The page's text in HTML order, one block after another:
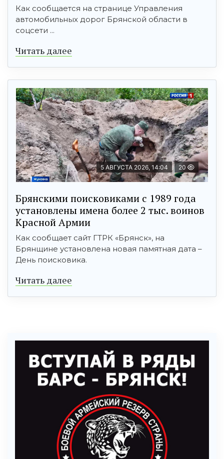
Как сообщается на странице Управления
автомобильных дорог Брянской области в
соцсети ...
Читать далее
5 АВГУСТА 2026, 14:04 20
Брянскими поисковиками с 1989 года
установлены имена более 2 тыс. воинов
Красной Армии
Как сообщает сайт ГТРК «Брянск», на
Брянщине установлена новая памятная дата –
День поисковика.
Читать далее